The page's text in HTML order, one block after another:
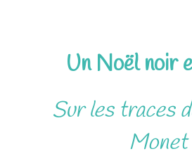
Un Noël noir
Sur les traces
Monet